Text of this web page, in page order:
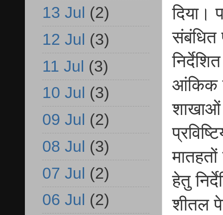
दिया।
संबंधित
आंकिक
शाखाओं
हेतु
शीतल
13 Jul (2)
12 Jul (3)
11 Jul (3)
10 Jul (3)
09 Jul (2)
08 Jul (3)
07 Jul (2)
06 Jul (2)